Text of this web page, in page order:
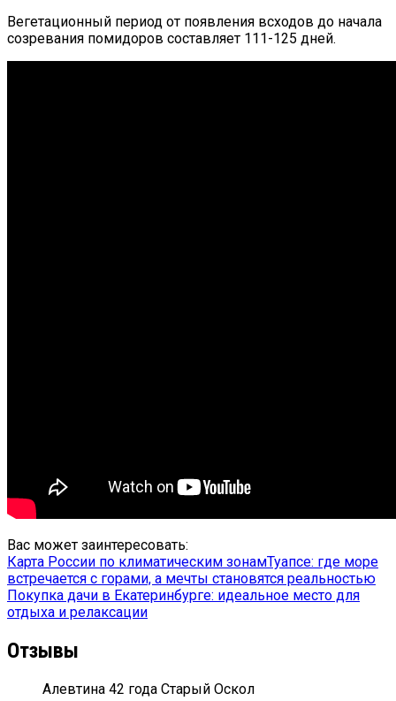
Вегетационный период от появления всходов до начала
созревания помидоров составляет 111-125 дней.
Вас может заинтересовать:
Карта России по климатическим зонамТуапсе: где море
встречается с горами, а мечты становятся реальностью
Покупка дачи в Екатеринбурге: идеальное место для
отдыха и релаксации
Отзывы
Алевтина 42 года Старый Оскол